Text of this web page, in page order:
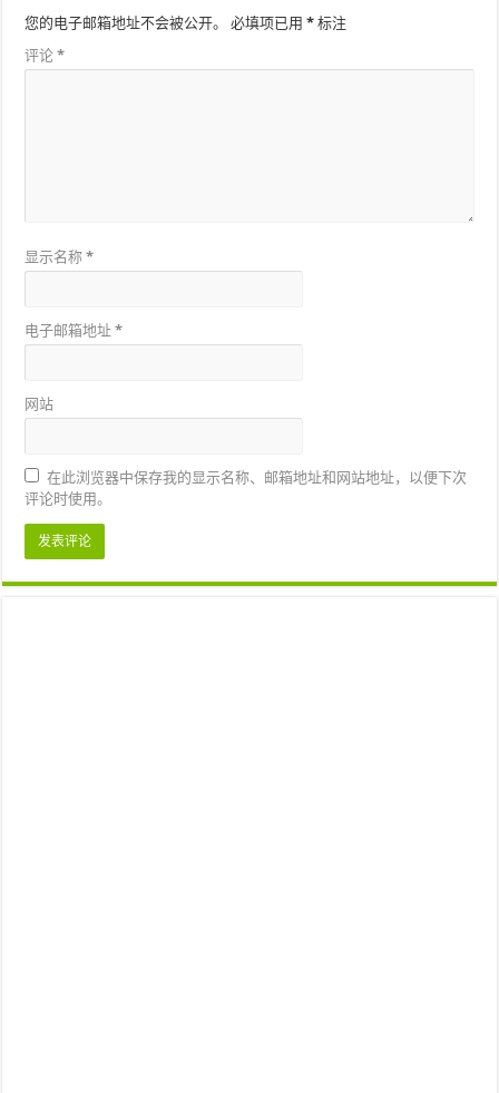
您的电子邮箱地址不会被公开。 必填项已用* 标注
评论*
显示名称*
电子邮箱地址*
网站
在此浏览器中保存我的显示名称、邮箱地址和网站地址，以便下次
评论时使用。